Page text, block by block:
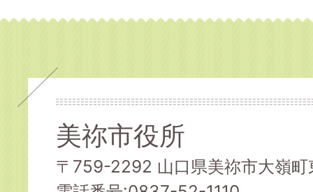
美祢市役所
〒759-2292 山口県美祢市大嶺